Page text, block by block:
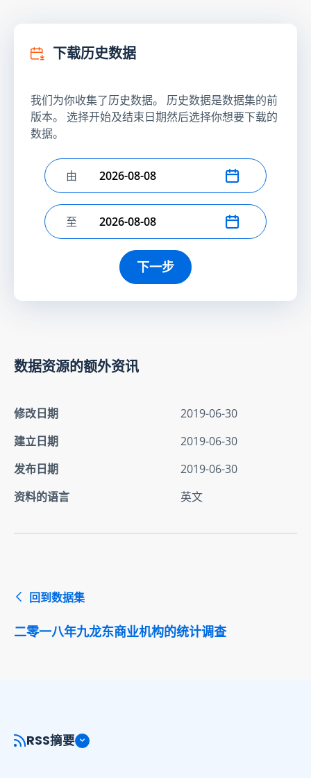
下载历史数据
我们为你收集了历史数据。 历史数据是数据集的前
版本。 选择开始及结束日期然后选择你想要下载的
数据。
选择开始日期
由
选择结束日期
至
下一步
数据资源的额外资讯
修改日期
2019-06-30
建立日期
2019-06-30
发布日期
2019-06-30
资料的语言
英文
回到数据集
二零一八年九龙东商业机构的统计调查
RSS摘要